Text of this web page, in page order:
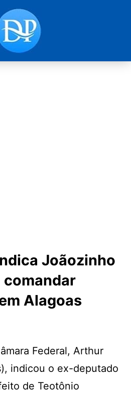
Joãozinho
comandar
Alagoas
Federal, Arthur
indicou o ex-deputado
de Teotônio